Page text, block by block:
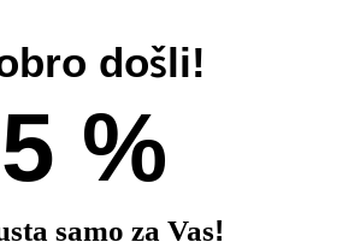
došli!
5 %
samo za Vas!